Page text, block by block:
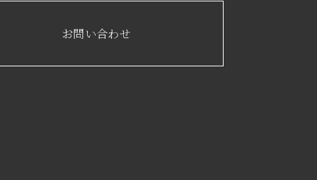
お問い合わせ